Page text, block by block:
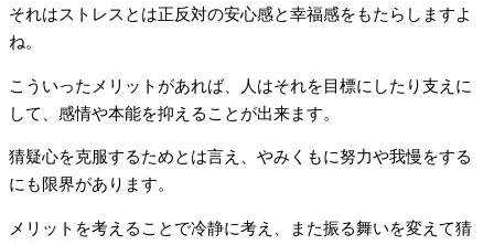
それはストレスとは正反対の安心感と幸福感をもたらしますよ
ね。
こういったメリットがあれば、人はそれを目標にしたり支えに
して、感情や本能を抑えることが出来ます。
猜疑心を克服するためとは言え、やみくもに努力や我慢をする
にも限界があります。
メリットを考えることで冷静に考え、また振る舞いを変えて猜